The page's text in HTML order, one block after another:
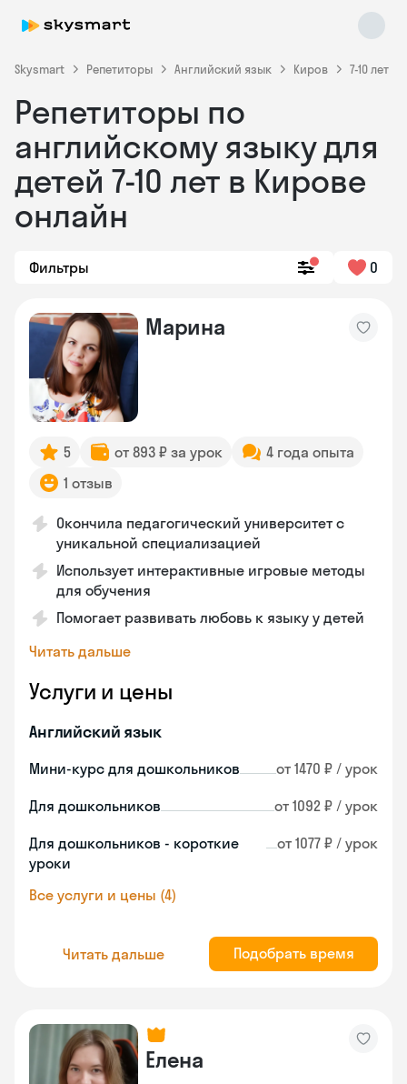
Skysmart Репетиторы Английский язык Киров 7-10 лет
Репетиторы по
английскому языку для
детей 7-10 лет в Кирове
онлайн
Фильтры 0
Марина
5 от 893 ₽ за урок
4 года опыта
1 отзыв
Окончила педагогический университет с
уникальной специализацией
Использует интерактивные игровые методы
для обучения
Помогает развивать любовь к языку у детей
Читать дальше
Услуги и цены
Английский язык
Мини-курс для дошкольников от 1470 ₽ / урок
Для дошкольников от 1092 ₽ / урок
Для дошкольников - короткие
уроки
от 1077 ₽ / урок
Все услуги и цены (4)
Читать дальше Подобрать время
Елена